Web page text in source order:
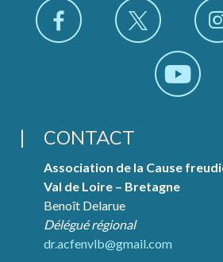
CONTACT
Association de la Cause
Val de Loire – Bretagne
Benoît Delarue
Délégué régional
dr.acfenvlb@gmail.com